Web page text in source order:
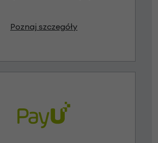
Poznaj szczegóły